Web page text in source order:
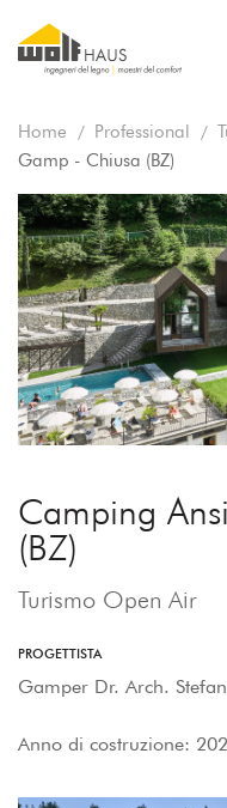
Home Professional
Gamp - Chiusa (BZ)
Camping
(BZ)
Turismo Open Air
PROGETTISTA
Gamper Dr. Arch. Stefan
Anno di costruzione: